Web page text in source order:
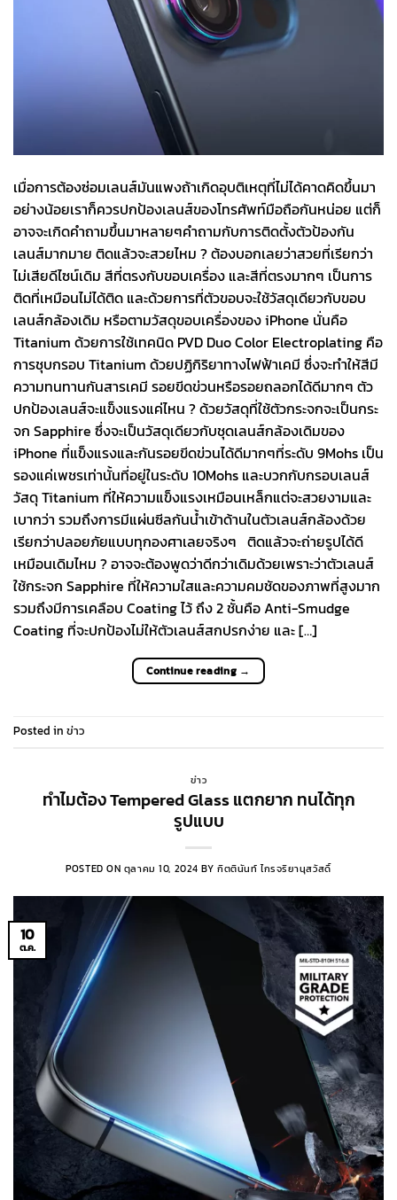
เมื่อการต้องซ่อมเลนส์มันแพงถ้าเกิดอุบติเหตุที่ไม่ได้คาดคิดขึ้นมา
อย่างน้อยเราก็ควรปกป้องเลนส์ของโทรศัพท์มือถือกันหน่อย แต่ก็
อาจจะเกิดคำถามขึ้นมาหลายๆคำถามกับการติดตั้งตัวป้องกัน
เลนส์มากมาย ติดแล้วจะสวยไหม ? ต้องบอกเลยว่าสวยที่เรียกว่า
ไม่เสียดีไซน์เดิม สีที่ตรงกับขอบเครื่อง และสีที่ตรงมากๆ เป็นการ
ติดที่เหมือนไม่ได้ติด และด้วยการที่ตัวขอบจะใช้วัสดุเดียวกับขอบ
เลนส์กล้องเดิม หรือตามวัสดุขอบเครื่องของ iPhone นั่นคือ
Titanium ด้วยการใช้เทคนิด PVD Duo Color Electroplating คือ
การชุบกรอบ Titanium ด้วยปฏิกิริยาทางไฟฟ้าเคมี ซึ่งจะทำให้สีมี
ความทนทานกันสารเคมี รอยขีดข่วนหรือรอยถลอกได้ดีมากๆ ตัว
ปกป้องเลนส์จะแข็งแรงแค่ไหน ? ด้วยวัสดุที่ใช้ตัวกระจกจะเป็นกระ
จก Sapphire ซึ่งจะเป็นวัสดุเดียวกับชุดเลนส์กล้องเดิมของ
iPhone ที่แข็งแรงและกันรอยขีดข่วนได้ดีมากๆที่ระดับ 9Mohs เป็น
รองแค่เพชรเท่านั้นที่อยู่ในระดับ 10Mohs และบวกกับกรอบเลนส์
วัสดุ Titanium ที่ให้ความแข็งแรงเหมือนเหล็กแต่จะสวยงามและ
เบากว่า รวมถึงการมีแผ่นซีลกันน้ำเข้าด้านในตัวเลนส์กล้องด้วย
เรียกว่าปลอยภัยแบบทุกองศาเลยจริงๆ ติดแล้วจะถ่ายรูปได้ดี
เหมือนเดิมไหม ? อาจจะต้องพูดว่าดีกว่าเดิมด้วยเพราะว่าตัวเลนส์
ใช้กระจก Sapphire ที่ให้ความใสและความคมชัดของภาพที่สูงมาก
รวมถึงมีการเคลือบ Coating ไว้ ถึง 2 ชั้นคือ Anti-Smudge
Coating ที่จะปกป้องไม่ให้ตัวเลนส์สกปรกง่าย และ […]
Continue reading →
Posted in ข่าว
ข่าว
ทำไมต้อง Tempered Glass แตกยาก ทนได้ทุก
รูปแบบ
POSTED ON ตุลาคม 10, 2024 BYกิตตินันท์ ไกรจริยานุสวัสดิ์
10
ต.ค.